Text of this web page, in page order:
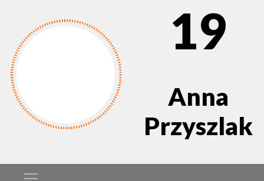
19
Anna
Przyszlak